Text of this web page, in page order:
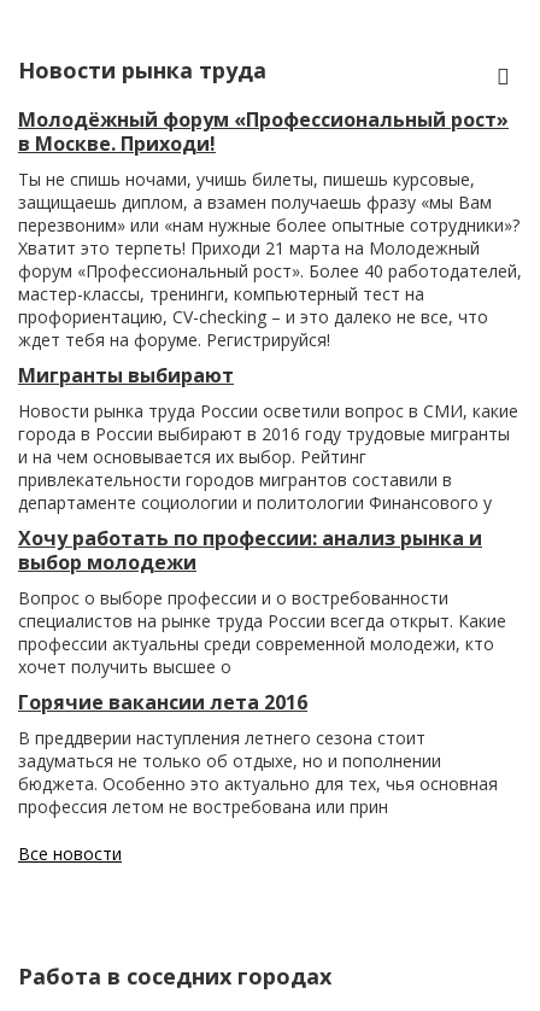
Новости рынка труда
Молодёжный форум «Профессиональный рост»
в Москве. Приходи!
Ты не спишь ночами, учишь билеты, пишешь курсовые,
защищаешь диплом, а взамен получаешь фразу «мы Вам
перезвоним» или «нам нужные более опытные сотрудники»?
Хватит это терпеть! Приходи 21 марта на Молодежный
форум «Профессиональный рост». Более 40 работодателей,
мастер-классы, тренинги, компьютерный тест на
профориентацию, CV-checking – и это далеко не все, что
ждет тебя на форуме. Регистрируйся!
Мигранты выбирают
Новости рынка труда России осветили вопрос в СМИ, какие
города в России выбирают в 2016 году трудовые мигранты
и на чем основывается их выбор. Рейтинг
привлекательности городов мигрантов составили в
департаменте социологии и политологии Финансового у
Хочу работать по профессии: анализ рынка и
выбор молодежи
Вопрос о выборе профессии и о востребованности
специалистов на рынке труда России всегда открыт. Какие
профессии актуальны среди современной молодежи, кто
хочет получить высшее о
Горячие вакансии лета 2016
В преддверии наступления летнего сезона стоит
задуматься не только об отдыхе, но и пополнении
бюджета. Особенно это актуально для тех, чья основная
профессия летом не востребована или прин
Все новости
Работа в соседних городах